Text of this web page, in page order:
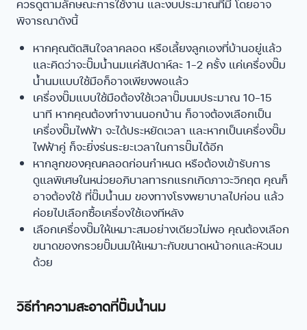
ควรดูตามลักษณะการใช้งาน และงบประมาณที่มี โดยอาจ
พิจารณาดังนี้
หากคุณตัดสินใจลาคลอด หรือเลี้ยงลูกเองที่บ้านอยู่แล้ว
และคิดว่าจะปั๊มน้ำนมแค่สัปดาห์ละ 1-2 ครั้ง แค่เครื่องปั๊ม
น้ำนมแบบใช้มือก็อาจเพียงพอแล้ว
เครื่องปั๊มแบบใช้มือต้องใช้เวลาปั๊มนมประมาณ 10-15
นาที หากคุณต้องทำงานนอกบ้าน ก็อาจต้องเลือกเป็น
เครื่องปั๊มไฟฟ้า จะได้ประหยัดเวลา และหากเป็นเครื่องปั๊ม
ไฟฟ้าคู่ ก็จะยิ่งร่นระยะเวลาในการปั๊มได้อีก
หากลูกของคุณคลอดก่อนกำหนด หรือต้องเข้ารับการ
ดูแลพิเศษในหน่วยอภิบาลทารกแรกเกิดภาวะวิกฤต คุณก็
อาจต้องใช้ ที่ปั๊มน้ำนม ของทางโรงพยาบาลไปก่อน แล้ว
ค่อยไปเลือกซื้อเครื่องใช้เองทีหลัง
เลือกเครื่องปั๊มให้เหมาะสมอย่างเดียวไม่พอ คุณต้องเลือก
ขนาดของกรวยปั๊มนมให้เหมาะกับขนาดหน้าอกและหัวนม
ด้วย
วิธีทำความสะอาดที่ปั๊มน้ำนม